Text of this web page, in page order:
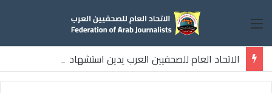
القائمة
الاتحاد العام للصحفيين العرب يدين استشهاد
ثلاثة صحفيين فلسطينيين باستهداف إسرائيلي وسط قطاع غزة